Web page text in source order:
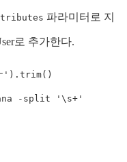
파라미터로 지
로 추가한다.
' ) . trim()
-split '\s+'